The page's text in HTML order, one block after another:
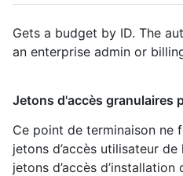
Gets a budget by ID. The
an enterprise admin or
Jetons d'accès granulaires
Ce point de terminaison ne
jetons d’accès utilisateur
jetons d’accès